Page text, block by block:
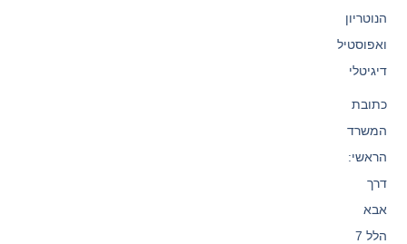
הנוטריון
ואפוסטיל
דיגיטלי
כתובת
המשרד
הראשי:
דרך
אבא
הלל 7